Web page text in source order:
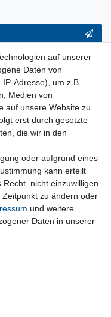
handelt es sich um ein Pflichtfeld.
auf unserer
Daten von
Adresse), um z.B.
Medien von
auf unsere Website zu
erst durch gesetzte
die wir in den
oder aufgrund eines
kann erteilt
nicht einzuwilligen
zu ändern oder
und weitere
Daten in unserer